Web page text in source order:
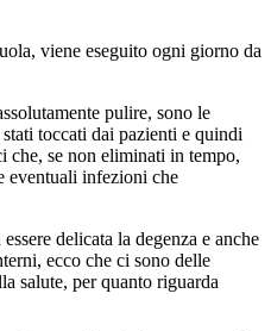
viene eseguito ogni giorno da
pulire, sono le
toccati dai pazienti e quindi
che, se non eliminati in tempo,
eventuali infezioni che
delicata la degenza e anche
ecco che ci sono delle
salute, per quanto riguarda